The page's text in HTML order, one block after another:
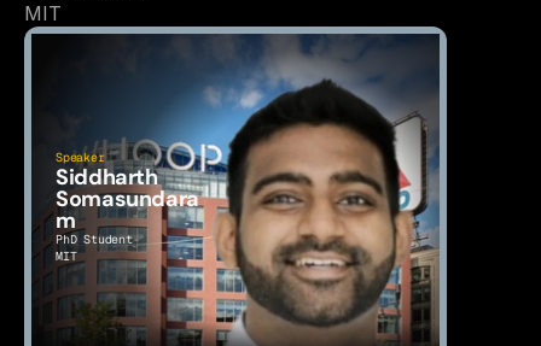
MIT
Speaker
Siddharth
Somasundara
m
PhD Student
MIT